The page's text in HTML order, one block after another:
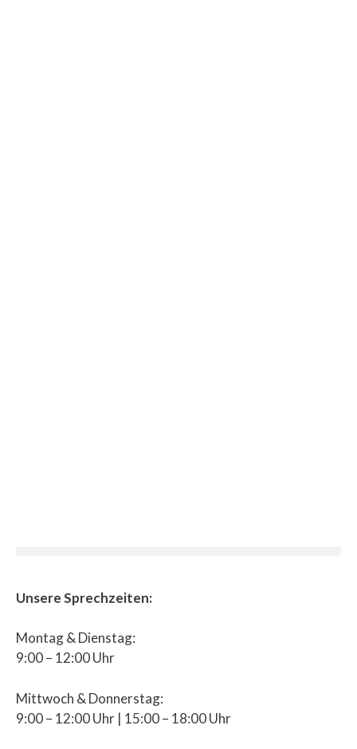
Unsere Sprechzeiten:
Montag & Dienstag:
9:00 – 12:00 Uhr
Mittwoch & Donnerstag:
9:00 – 12:00 Uhr | 15:00 – 18:00 Uhr